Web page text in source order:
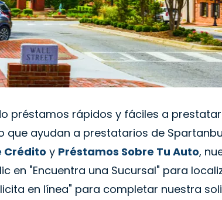
préstamos rápidos y fáciles a
ayudan a prestatarios de
Crédito y Préstamos Sobre Tu Auto,
en "Encuentra una Sucursal" para
en línea" para completar nuestra